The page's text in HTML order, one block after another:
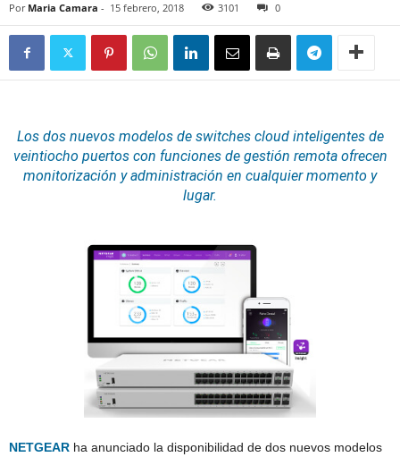
Por Maria Camara - 15 febrero, 2018 3101 0
Los dos nuevos modelos de switches cloudinteligentes de
veintiocho puertos con funciones de gestión remota ofrecen
monitorización y administración en cualquier momento y
lugar.
NETGEAR ha anunciado la disponibilidad de dos nuevos modelos